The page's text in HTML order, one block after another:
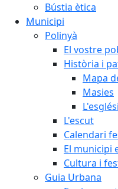
Bústia ètica
Municipi
Polinyà
El vostre
Història i
Mapa
Masies
L'escut
Calendari
El municipi
Cultura i
Guia Urbana